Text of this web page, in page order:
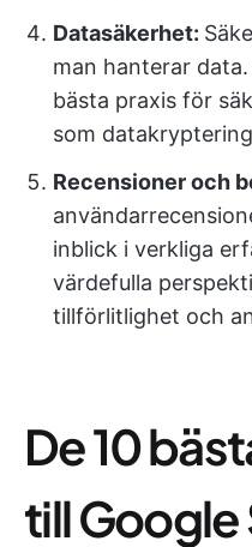
Datasäkerhet:
man hanterar
bästa praxis för
som
Recensioner och
inblick i verkliga
värdefulla
tillförlitlighet och
De 10
till Google